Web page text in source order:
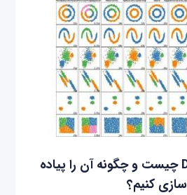
الگوریتم DBSCAN چیست و چگونه آن را پیاده
سازی کنیم؟